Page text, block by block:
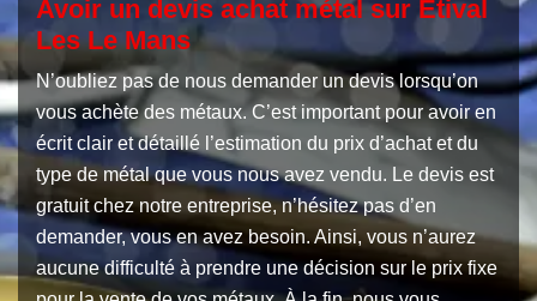
Avoir un devis achat métal sur Etival
Les Le Mans
N’oubliez pas de nous demander un devis lorsqu’on
vous achète des métaux. C’est important pour avoir en
écrit clair et détaillé l’estimation du prix d’achat et du
type de métal que vous nous avez vendu. Le devis est
gratuit chez notre entreprise, n’hésitez pas d’en
demander, vous en avez besoin. Ainsi, vous n’aurez
aucune difficulté à prendre une décision sur le prix fixe